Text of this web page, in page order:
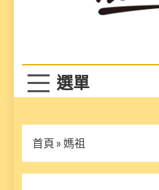
首頁 » 媽祖